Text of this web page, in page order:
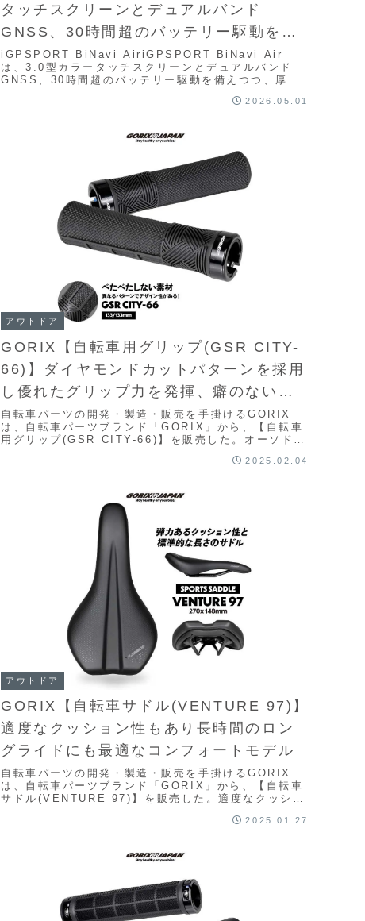
タッチスクリーンとデュアルバンド
GNSS、30時間超のバッテリー駆動を備
えつつ、厚さ13.8mm・77gという軽量ス
リムな筐体に本格ナビゲーションとトレ
ーニング機能を凝縮したサイクルコンピ
iGPSPORT BiNavi AiriGPSPORT BiNavi Air
は、3.0型カラータッチスクリーンとデュアルバンド
GNSS、30時間超のバッテリー駆動を備えつつ、厚さ
2026.05.01
アウトドア
GORIX【自転車用グリップ(GSR CITY-
66)】ダイヤモンドカットパターンを採用
し優れたグリップ力を発揮、癖のないオ
ーソドックスな丸形グリップ
自転車パーツの開発・製造・販売を手掛けるGORIX
は、自転車パーツブランド「GORIX」から、【自転車
用グリップ(GSR CITY-66)】を販売した。オーソドッ
2025.02.04
アウトドア
GORIX【自転車サドル(VENTURE 97)】
適度なクッション性もあり長時間のロン
グライドにも最適なコンフォートモデル
自転車パーツの開発・製造・販売を手掛けるGORIX
は、自転車パーツブランド「GORIX」から、【自転車
サドル(VENTURE 97)】を販売した。適度なクッショ
2025.01.27